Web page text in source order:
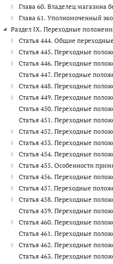
Глава 60. Владелец магазина
Глава 61. Уполномоченный
Раздел IX. Переходные
Статья 444. Общие
Статья 445. Переходные
Статья 446. Переходные
Статья 447. Переходные
Статья 448. Переходные
Статья 449. Переходные
Статья 450. Переходные
Статья 451. Переходные
Статья 452. Переходные
Статья 453. Переходные
Статья 454. Переходные
Статья 455. Особенности
Статья 456. Переходные
Статья 457. Переходные
Статья 458. Переходные
Статья 459. Переходные
Статья 460. Переходные
Статья 461. Переходные
Статья 462. Переходные
Статья 463. Переходные